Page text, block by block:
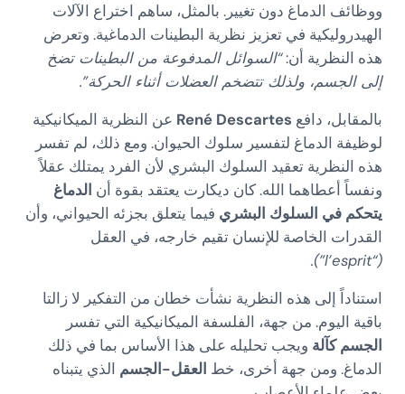
ووظائف الدماغ دون تغيير. بالمثل، ساهم اختراع الآلات
الهيدروليكية في تعزيز نظرية البطينات الدماغية. وتعرض
هذه النظرية أن:“السوائل المدفوعة من البطينات تضخ
إلى الجسم، ولذلك تتضخم العضلات أثناء الحركة”.
بالمقابل، دافع René Descartes عن النظرية الميكانيكية
لوظيفة الدماغ لتفسير سلوك الحيوان. ومع ذلك، لم تفسر
هذه النظرية تعقيد السلوك البشري لأن الفرد يمتلك عقلاً
ونفساً أعطاهما الله. كان ديكارت يعتقد بقوة أن الدماغ
يتحكم في السلوك البشري فيما يتعلق بجزئه الحيواني، وأن
القدرات الخاصة للإنسان تقيم خارجه، في العقل
(“l’esprit”).
استناداً إلى هذه النظرية نشأت خطان من التفكير لا زالتا
باقية اليوم. من جهة، الفلسفة الميكانيكية التي تفسر
الجسم كآلة ويجب تحليله على هذا الأساس بما في ذلك
الدماغ. ومن جهة أخرى، خط العقل-الجسم الذي يتبناه